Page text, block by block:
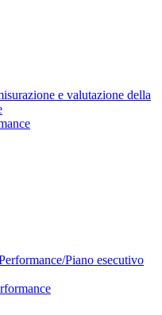
e valutazione della
Piano esecutivo